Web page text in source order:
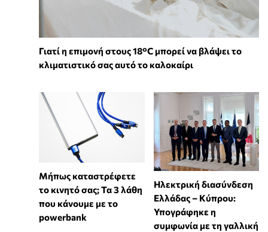
Γιατί η επιμονή στους 18°C μπορεί να βλάψει το
κλιματιστικό σας αυτό το καλοκαίρι
Μήπως καταστρέφετε
το κινητό σας; Τα 3 λάθη
που κάνουμε με το
powerbank
Ηλεκτρική διασύνδεση
Ελλάδας – Κύπρου:
Υπογράφηκε η
συμφωνία με τη γαλλική